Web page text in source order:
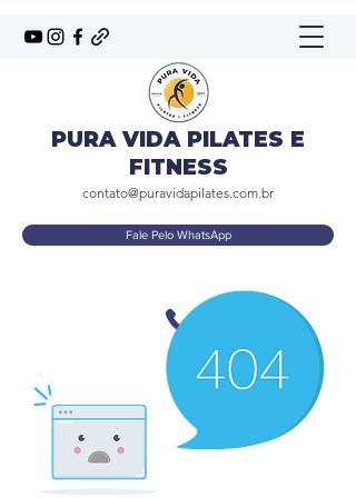
PURA VIDA PILATES E
FITNESS
contato@puravidapilates.com.br
Fale Pelo WhatsApp